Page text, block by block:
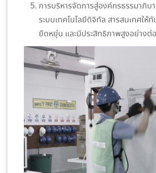
การบริหารจัดการสู่องค์กรธรรมาภิ
ระบบเทคโนโลยีดิจิทัล สารสนเทศให้
ยืดหยุ่น และมีประสิทธิภาพสูงอย่างต่